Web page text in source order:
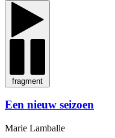
fragment
Een nieuw seizoen
Marie Lamballe